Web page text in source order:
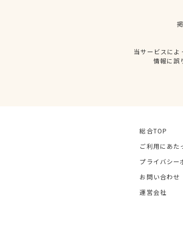
当サービスに
情報に誤
総合TOP
ご利用にあた
プライバシー
お問い合わせ
運営会社